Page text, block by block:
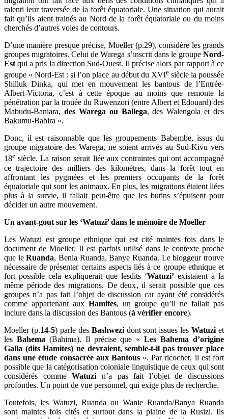
ralenti leur traversée de la forêt équatoriale. Une situation qui aurait
fait qu’ils aient trainés au Nord de la forêt équatoriale ou du moins
cherchés d’autres voies de contours.
D’une manière presque précise, Moeller (p.29), considère les grands
groupes migratoires. Celui de Warega s’inscrit dans le groupe Nord-
Est qui a pris la direction Sud-Ouest. Il précise alors par rapport à ce
groupe « Nord-Est : si l’on place au début du XVIesiècle la poussée
Shilluk Dinka, qui met en mouvement les bantous de l’Entrée-
Albert-Victoria, c’est à cette époque au moins que remonte la
pénétration par la trouée du Ruwenzori (entre Albert et Edouard) des
Mabudu-Baniara, des Warega ou Ballega, des Walengola et des
Bakumu-Babira ».
Donc, il est raisonnable que les groupements Babembe, issus du
groupe migratoire des Warega, ne soient arrivés au Sud-Kivu vers
18e siècle. La raison serait liée aux contraintes qui ont accompagné
ce trajectoire des milliers des kilomètres, dans la forêt tout en
affrontant les pygmées et les premiers occupants de la forêt
équatoriale qui sont les animaux. En plus, les migrations étaient liées
plus à la survie, il fallait peut-être que les butins s’épuisent pour
décider un autre mouvement.
Un avant-gout sur les ‘Watuzi’ dans le mémoire de Moeller
Les Watuzi est groupe ethnique qui est cité maintes fois dans le
document de Moeller. Il est parfois utilisé dans le contexte proche
que leRuanda, Benia Ruanda, Banye Ruanda. Le bloggeur trouve
nécessaire de présenter certains aspects liés à ce groupe ethnique et
fort possible cela expliquerait que lesdits ‘Watuzi’ existaient à la
même période des migrations. De deux, il serait possible que ces
groupes n’a pas fait l’objet de discussion car ayant été considérés
comme appartenant aux Hamites, un groupe qu’il ne fallait pas
inclure dans la discussion des Bantous (à vérifier encore).
Moeller (p.14-5) parle des Bashwezidont sont issues lesWatuzi et
les Bahema (Bahima). Il précise que «Les Bahema d’origine
Galla (dits Hamites) ne devraient, semble-t-il pas trouver place
dans une étude consacrée aux Bantous». Par ricochet, il est fort
possible que la catégorisation coloniale linguistique de ceux qui sont
considérés commeWatuzi n’a pas fait l’objet de discussions
profondes. Un point de vue personnel, qui exige plus de recherche.
Toutefois, les Watuzi, Ruanda ou Wanie Ruanda/Banya Ruanda
sont maintes fois cités et surtout dans la plaine de la Rusizi. Ils